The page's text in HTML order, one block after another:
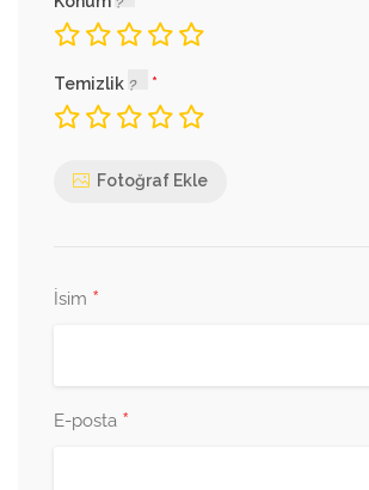
Temizlik
Fotoğraf Ekle
İsim *
E-posta *